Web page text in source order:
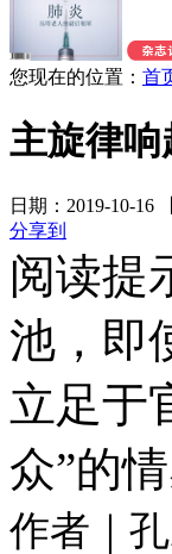
您现在的位置： 首
主旋律响
日期：2019-10-16
分享到
阅读提
池，即
立足于
众”的
作者｜